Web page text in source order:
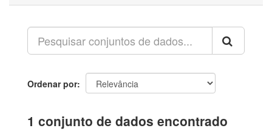
Ordenar por
1 conjunto de dados encontrado